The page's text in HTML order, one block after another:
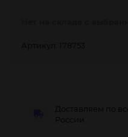
Артикул: 178753
Доставляем по